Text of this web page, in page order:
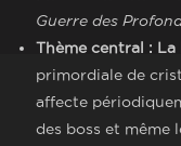
Guerre des
Thème central :
primordiale de
affecte
des boss et même